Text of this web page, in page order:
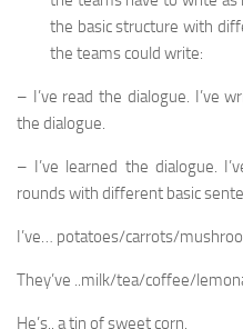
the basic structure with
the teams could write:
– I’ve read the dialogue. I’ve
the dialogue.
– I’ve learned the dialogue.
rounds with different basic
I’ve… potatoes/carrots/
They’ve ..milk/tea/coffee/
He’s.. a tin of sweet corn.